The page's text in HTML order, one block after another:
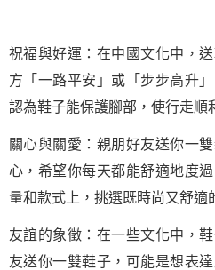
祝福與好運：在中國文化中，
方「一路平安」或「步步高升
認為鞋子能保護腳部，使行走順
關心與關愛：親朋好友送你一
心，希望你每天都能舒適地度
量和款式上，挑選既時尚又舒適
友誼的象徵：在一些文化中，
友送你一雙鞋子，可能是想表